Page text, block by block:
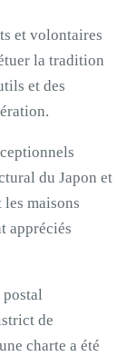
et volontaires
la tradition
et des
du Japon et
maisons
appréciés
postal
de
charte a été